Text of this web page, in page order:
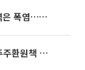
동해안은 시간당 80㎜ 폭우, 그 외 지역은 폭염…‘극과 극 날씨’
SK하이닉스, 분기배당 375원 확정…주주환원책 9월로 앞당겨 발표